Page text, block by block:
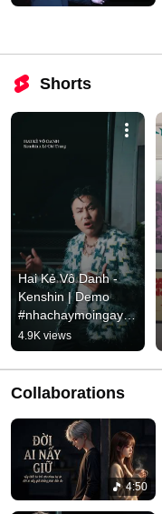
Shorts
Hai Kẻ Vô Danh -
Kenshin | Demo
#nhachaymoingay
#tamtrang
4.9K views
Collaborations
4:50